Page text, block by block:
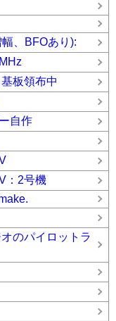
、BFOあり):
板領布中
自作
：2号機
パイロットラ